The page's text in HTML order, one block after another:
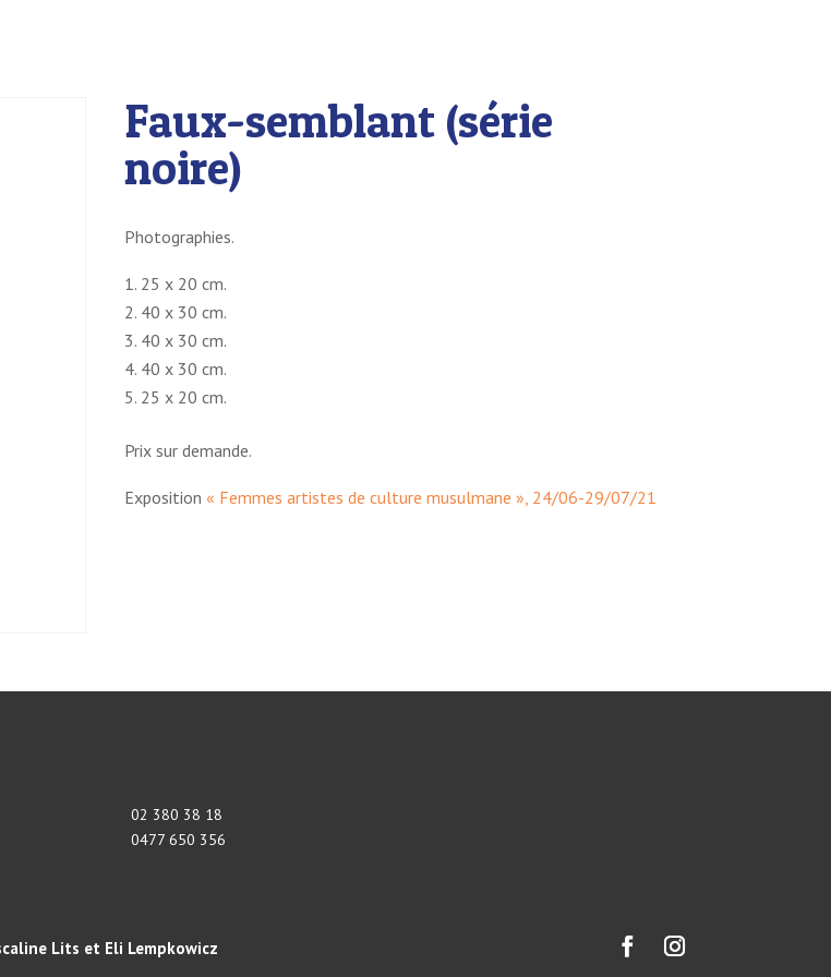
Faux-semblant (série
noire)
Photographies.
25 x 20 cm.
40 x 30 cm.
40 x 30 cm.
40 x 30 cm.
25 x 20 cm.
Prix sur demande.
Exposition « Femmes artistes de culture musulmane », 24/06-29/07/21
02 380 38 18
0477 650 356
Lits et Eli Lempkowicz